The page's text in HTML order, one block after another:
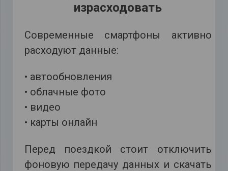
израсходовать
Современные смартфоны активно
расходуют данные:
• автообновления
• облачные фото
• видео
• карты онлайн
Перед поездкой стоит отключить
фоновую передачу данных и скачать